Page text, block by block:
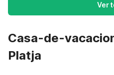
Ver
Casa-de-
Platja